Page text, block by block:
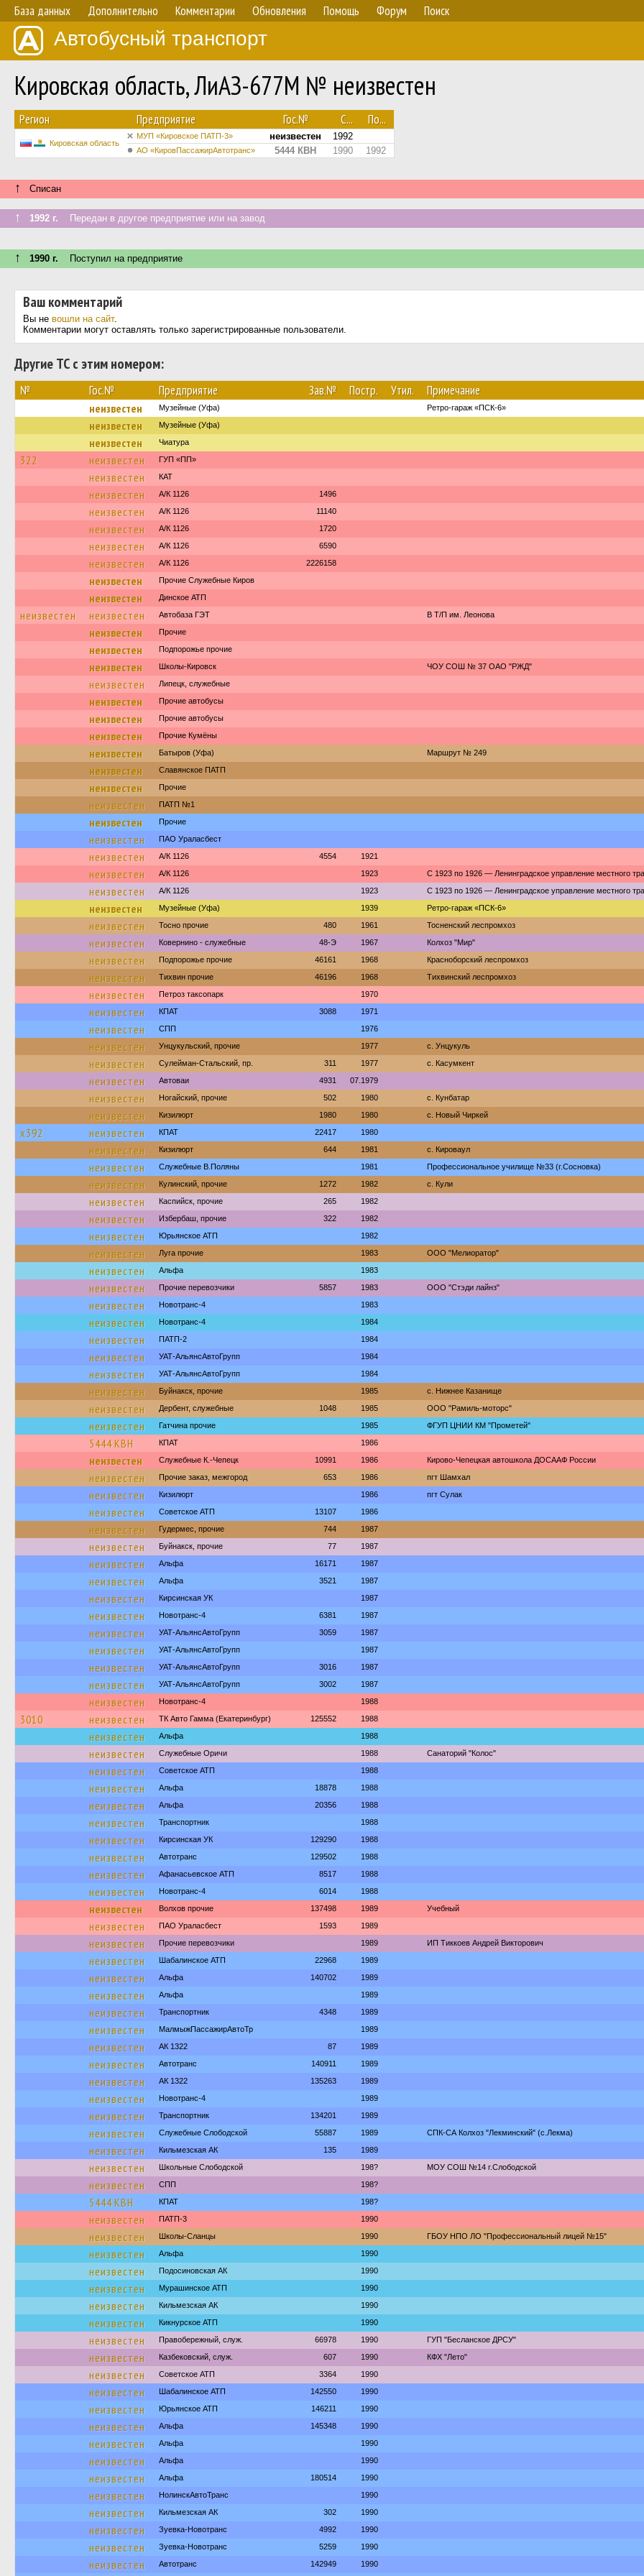
База данных Дополнительно Комментарии Обновления Помощь Форум Поиск
Автобусный транспорт
Кировская область, ЛиАЗ-677М № неизвестен
Регион Предприятие Гос.№ С... По...
Кировская область
МУП «Кировское ПАТП-3» неизвестен 1992
АО «КировПассажирАвтотранс» 5444 КВН 1990 1992
↑ Списан
↑ 1992 г. Передан в другое предприятие или на завод
↑ 1990 г. Поступил на предприятие
Ваш комментарий
Вы не вошли на сайт.
Комментарии могут оставлять только зарегистрированные пользователи.
Другие ТС с этим номером:
№ Гос.№ Предприятие Зав.№ Постр. Утил. Примечание
неизвестен Музейные (Уфа) Ретро-гараж «ПСК-6»
неизвестен Музейные (Уфа)
неизвестен Чиатура
322 неизвестен ГУП «ПП»
неизвестен КАТ
неизвестен А/К 1126 1496
неизвестен А/К 1126 11140
неизвестен А/К 1126 1720
неизвестен А/К 1126 6590
неизвестен А/К 1126 2226158
неизвестен Прочие Служебные Киров
неизвестен Динское АТП
неизвестен неизвестен Автобаза ГЭТ В Т/П им. Леонова
неизвестен Прочие
неизвестен Подпорожье прочие
неизвестен Школы-Кировск ЧОУ СОШ № 37 ОАО "РЖД"
неизвестен Липецк, служебные
неизвестен Прочие автобусы
неизвестен Прочие автобусы
неизвестен Прочие Кумёны
неизвестен Батыров (Уфа) Маршрут № 249
неизвестен Славянское ПАТП
неизвестен Прочие
неизвестен ПАТП №1
неизвестен Прочие
неизвестен ПАО Ураласбест
неизвестен А/К 1126 4554 1921
неизвестен А/К 1126 1923 С 1923 по 1926 — Ленинградское управление местного
неизвестен А/К 1126 1923 С 1923 по 1926 — Ленинградское управление местного
неизвестен Музейные (Уфа) 1939 Ретро-гараж «ПСК-6»
неизвестен Тосно прочие 480 1961 Тосненский леспромхоз
неизвестен Ковернино - служебные 48-Э 1967 Колхоз "Мир"
неизвестен Подпорожье прочие 46161 1968 Красноборский леспромхоз
неизвестен Тихвин прочие 46196 1968 Тихвинский леспромхоз
неизвестен Петроз таксопарк 1970
неизвестен КПАТ 3088 1971
неизвестен СПП 1976
неизвестен Унцукульский, прочие 1977 с. Унцукуль
неизвестен Сулейман-Стальский, пр. 311 1977 с. Касумкент
неизвестен Автоваи 4931 07.1979
неизвестен Ногайский, прочие 502 1980 с. Кунбатар
неизвестен Кизилюрт 1980 1980 с. Новый Чиркей
х392 неизвестен КПАТ 22417 1980
неизвестен Кизилюрт 644 1981 с. Кироваул
неизвестен Служебные В.Поляны 1981 Профессиональное училище №33 (г.Сосновка)
неизвестен Кулинский, прочие 1272 1982 с. Кули
неизвестен Каспийск, прочие 265 1982
неизвестен Избербаш, прочие 322 1982
неизвестен Юрьянское АТП 1982
неизвестен Луга прочие 1983 ООО "Мелиоратор"
неизвестен Альфа 1983
неизвестен Прочие перевозчики 5857 1983 ООО "Стэди лайнз"
неизвестен Новотранс-4 1983
неизвестен Новотранс-4 1984
неизвестен ПАТП-2 1984
неизвестен УАТ-АльянсАвтоГрупп 1984
неизвестен УАТ-АльянсАвтоГрупп 1984
неизвестен Буйнакск, прочие 1985 с. Нижнее Казанище
неизвестен Дербент, служебные 1048 1985 ООО "Рамиль-моторс"
неизвестен Гатчина прочие 1985 ФГУП ЦНИИ КМ "Прометей"
5444 КВН КПАТ 1986
неизвестен Служебные К.-Чепецк 10991 1986 Кирово-Чепецкая автошкола ДОСААФ России
неизвестен Прочие заказ, межгород 653 1986 пгт Шамхал
неизвестен Кизилюрт 1986 пгт Сулак
неизвестен Советское АТП 13107 1986
неизвестен Гудермес, прочие 744 1987
неизвестен Буйнакск, прочие 77 1987
неизвестен Альфа 16171 1987
неизвестен Альфа 3521 1987
неизвестен Кирсинская УК 1987
неизвестен Новотранс-4 6381 1987
неизвестен УАТ-АльянсАвтоГрупп 3059 1987
неизвестен УАТ-АльянсАвтоГрупп 1987
неизвестен УАТ-АльянсАвтоГрупп 3016 1987
неизвестен УАТ-АльянсАвтоГрупп 3002 1987
неизвестен Новотранс-4 1988
3010 неизвестен ТК Авто Гамма (Екатеринбург) 125552 1988
неизвестен Альфа 1988
неизвестен Служебные Оричи 1988 Санаторий "Колос"
неизвестен Советское АТП 1988
неизвестен Альфа 18878 1988
неизвестен Альфа 20356 1988
неизвестен Транспортник 1988
неизвестен Кирсинская УК 129290 1988
неизвестен Автотранс 129502 1988
неизвестен Афанасьевское АТП 8517 1988
неизвестен Новотранс-4 6014 1988
неизвестен Волхов прочие 137498 1989 Учебный
неизвестен ПАО Ураласбест 1593 1989
неизвестен Прочие перевозчики 1989 ИП Тиккоев Андрей Викторович
неизвестен Шабалинское АТП 22968 1989
неизвестен Альфа 140702 1989
неизвестен Альфа 1989
неизвестен Транспортник 4348 1989
неизвестен МалмыжПассажирАвтоТр 1989
неизвестен АК 1322 87 1989
неизвестен Автотранс 140911 1989
неизвестен АК 1322 135263 1989
неизвестен Новотранс-4 1989
неизвестен Транспортник 134201 1989
неизвестен Служебные Слободской 55887 1989 СПК-СА Колхоз "Лекминский" (с.Лекма)
неизвестен Кильмезская АК 135 1989
неизвестен Школьные Слободской 198? МОУ СОШ №14 г.Слободской
неизвестен СПП 198?
5444 КВН КПАТ 198?
неизвестен ПАТП-3 1990
неизвестен Школы-Сланцы 1990 ГБОУ НПО ЛО "Профессиональный лицей №15"
неизвестен Альфа 1990
неизвестен Подосиновская АК 1990
неизвестен Мурашинское АТП 1990
неизвестен Кильмезская АК 1990
неизвестен Кикнурское АТП 1990
неизвестен Правобережный, служ. 66978 1990 ГУП "Бесланское ДРСУ"
неизвестен Казбековский, служ. 607 1990 КФХ "Лето"
неизвестен Советское АТП 3364 1990
неизвестен Шабалинское АТП 142550 1990
неизвестен Юрьянское АТП 146211 1990
неизвестен Альфа 145348 1990
неизвестен Альфа 1990
неизвестен Альфа 1990
неизвестен Альфа 180514 1990
неизвестен НолинскАвтоТранс 1990
неизвестен Кильмезская АК 302 1990
неизвестен Зуевка-Новотранс 4992 1990
неизвестен Зуевка-Новотранс 5259 1990
неизвестен Автотранс 142949 1990